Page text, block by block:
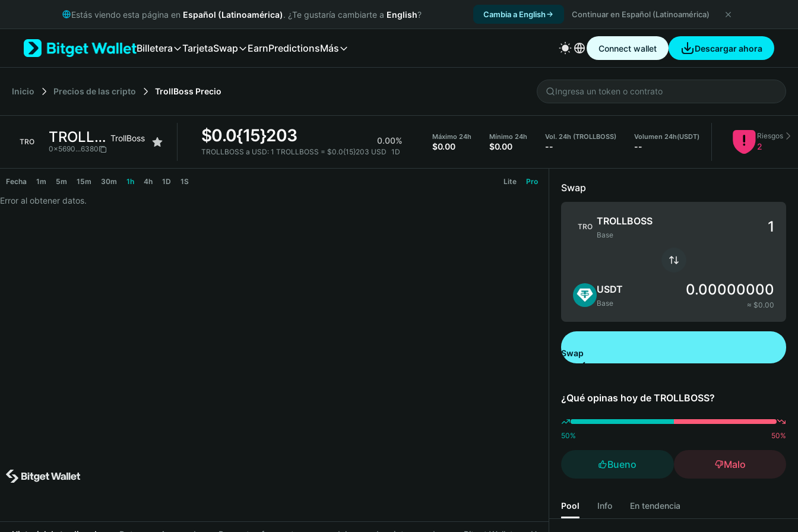
Русский
Italiano
Bahasa Indonesia
हिन्दी
Estás viendo esta página en Español (Latinoamérica). ¿Te gustaría cambiarte a English? Cambia a English Continuar en Español (Latinoamérica)
Billetera TarjetaSwap EarnPredictionsMás Connect wallet Descargar ahora
Inicio Precios de las cripto TrollBoss Precio
TRO TROLLBOSS TrollBoss
0x5690...6380
$0.0{15}203 0.00%
TROLLBOSS a USD: 1 TROLLBOSS = $0.0{15}203 USD 1D
Máximo 24h
$0.00
Mínimo 24h
$0.00
Vol. 24h (TROLLBOSS)
--
Volumen 24h(USDT)
--
Riesgos
2
Fecha 1m 5m 15m 30m 1h 4h 1D 1S Lite Pro
Error al obtener datos.
Swap
TRO TROLLBOSS
Base
USDT
Base
0.00000000
≈ $0.00
Swap
¿Qué opinas hoy de TROLLBOSS?
50% 50%
Bueno Malo
Pool Info En tendencia